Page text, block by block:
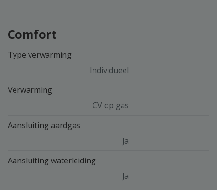
Comfort
Type verwarming
Individueel
Verwarming
CV op gas
Aansluiting aardgas
Ja
Aansluiting waterleiding
Ja